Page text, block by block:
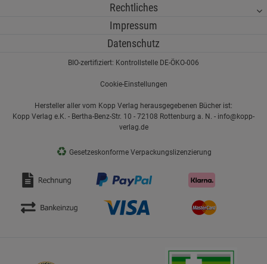
Rechtliches
Impressum
Datenschutz
BIO-zertifiziert: Kontrollstelle DE-ÖKO-006
Cookie-Einstellungen
Hersteller aller vom Kopp Verlag herausgegebenen Bücher ist:
Kopp Verlag e.K. - Bertha-Benz-Str. 10 - 72108 Rottenburg a. N. - info@kopp-
verlag.de
♻ Gesetzeskonforme Verpackungslizenzierung